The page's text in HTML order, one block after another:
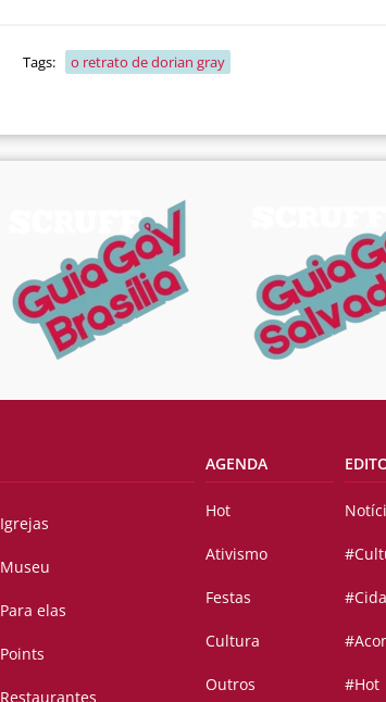
Tags: o retrato de dorian gray
Igrejas
Museu
Para elas
Points
Restaurantes
AGENDA
Hot
Ativismo
Festas
Cultura
Outros #Hot